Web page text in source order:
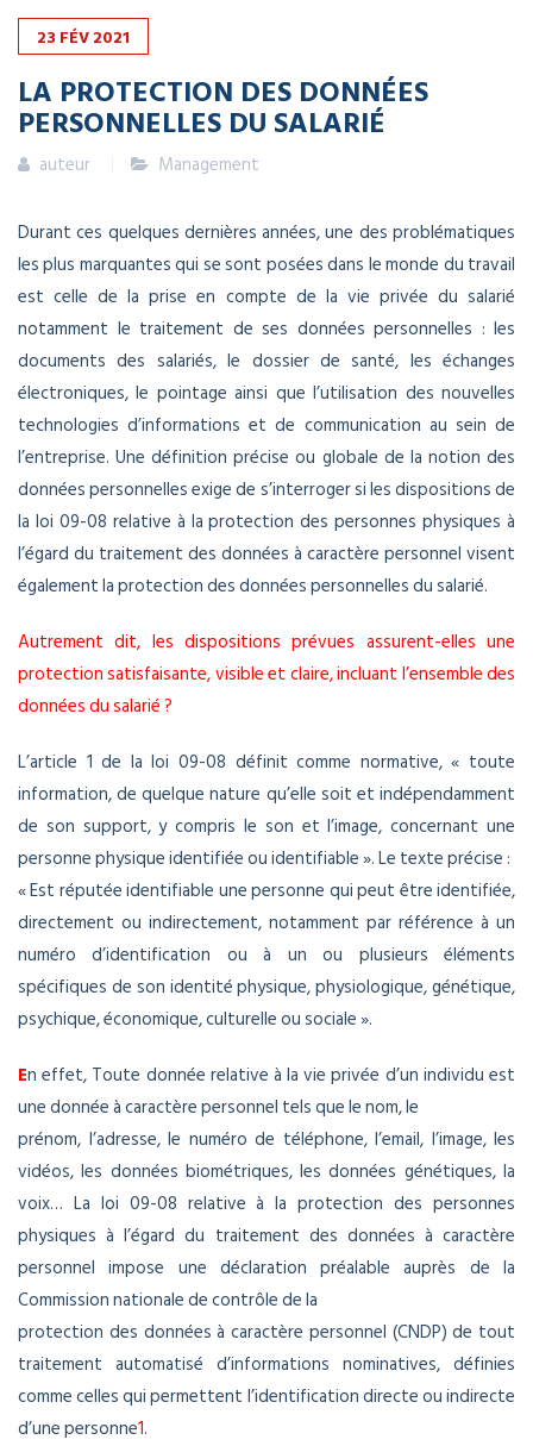
23 FÉV2021
LA PROTECTION DES DONNÉES
PERSONNELLES DU SALARIÉ
auteur Management
Durant ces quelques dernières années, une des problématiques
les plus marquantes qui se sont posées dans le monde du travail
est celle de la prise en compte de la vie privée du salarié
notamment le traitement de ses données personnelles : les
documents des salariés, le dossier de santé, les échanges
électroniques, le pointage ainsi que l’utilisation des nouvelles
technologies d’informations et de communication au sein de
l’entreprise. Une définition précise ou globale de la notion des
données personnelles exige de s’interroger si les dispositions de
la loi 09-08 relative à la protection des personnes physiques à
l’égard du traitement des données à caractère personnel visent
également la protection des données personnelles du salarié.
Autrement dit, les dispositions prévues assurent-elles une
protection satisfaisante, visible et claire, incluant l’ensemble des
données du salarié ?
L’article 1 de la loi 09-08 définit comme normative, « toute
information, de quelque nature qu’elle soit et indépendamment
de son support, y compris le son et l’image, concernant une
personne physique identifiée ou identifiable ». Le texte précise :
« Est réputée identifiable une personne qui peut être identifiée,
directement ou indirectement, notamment par référence à un
numéro d’identification ou à un ou plusieurs éléments
spécifiques de son identité physique, physiologique, génétique,
psychique, économique, culturelle ou sociale ».
En effet, Toute donnée relative à la vie privée d’un individu est
une donnée à caractère personnel tels que le nom, le
prénom, l’adresse, le numéro de téléphone, l’email, l’image, les
vidéos, les données biométriques, les données génétiques, la
voix… La loi 09-08 relative à la protection des personnes
physiques à l’égard du traitement des données à caractère
personnel impose une déclaration préalable auprès de la
Commission nationale de contrôle de la
protection des données à caractère personnel (CNDP) de tout
traitement automatisé d’informations nominatives, définies
comme celles qui permettent l’identification directe ou indirecte
d’une personne1.